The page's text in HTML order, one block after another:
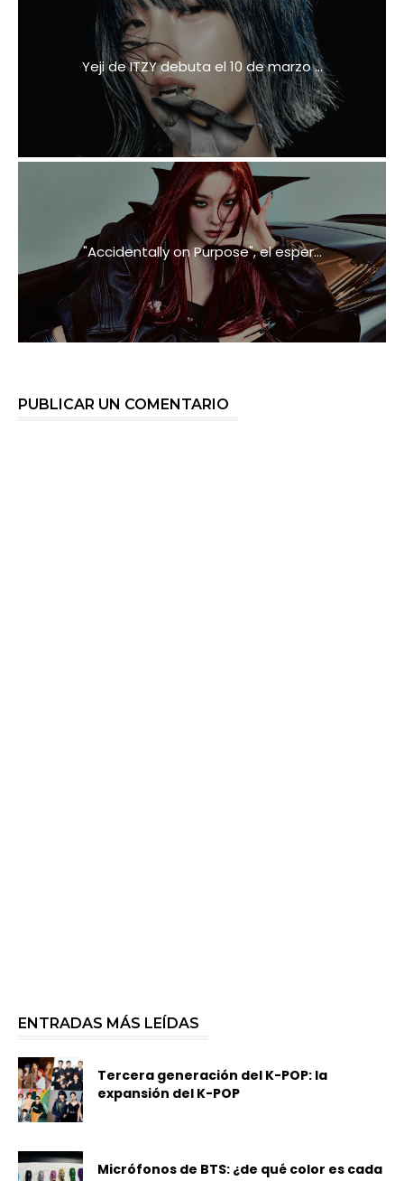
Yeji de ITZY debuta el 10 de marzo ...
"Accidentally on Purpose", el esper...
PUBLICAR UN COMENTARIO
ENTRADAS MÁS LEÍDAS
Tercera generación del K-POP: la
expansión del K-POP
Micrófonos de BTS: ¿de qué color es cada